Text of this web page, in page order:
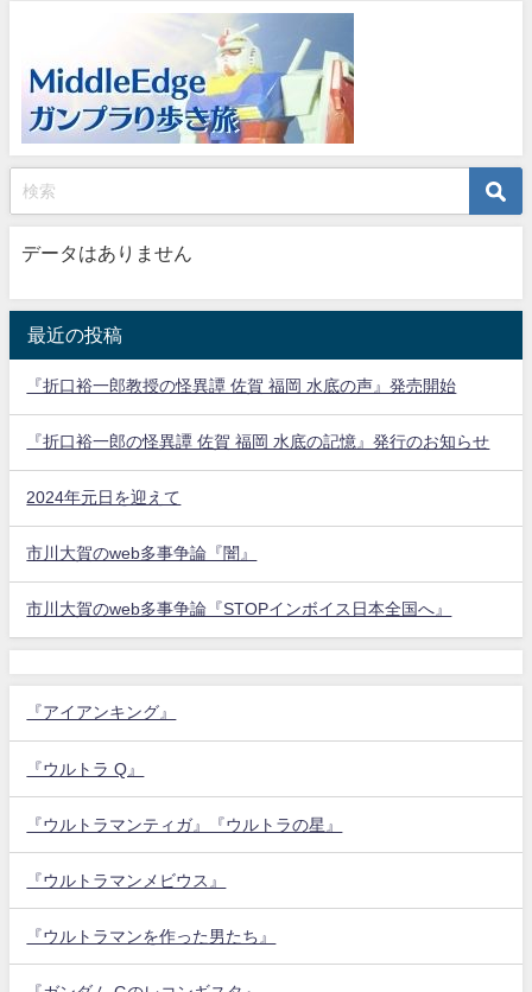
データはありません
最近の投稿
『折口裕一郎教授の怪異譚 佐賀 福岡 水底の声』発売開始
『折口裕一郎の怪異譚 佐賀 福岡 水底の記憶』発行のお知らせ
2024年元日を迎えて
市川大賀のweb多事争論『闇』
市川大賀のweb多事争論『STOPインボイス日本全国へ』
『アイアンキング』
『ウルトラ Q』
『ウルトラマンティガ』『ウルトラの星』
『ウルトラマンメビウス』
『ウルトラマンを作った男たち』